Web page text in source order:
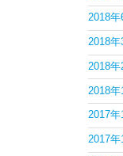
2018年
2018年
2018年
2018年
2017年
2017年